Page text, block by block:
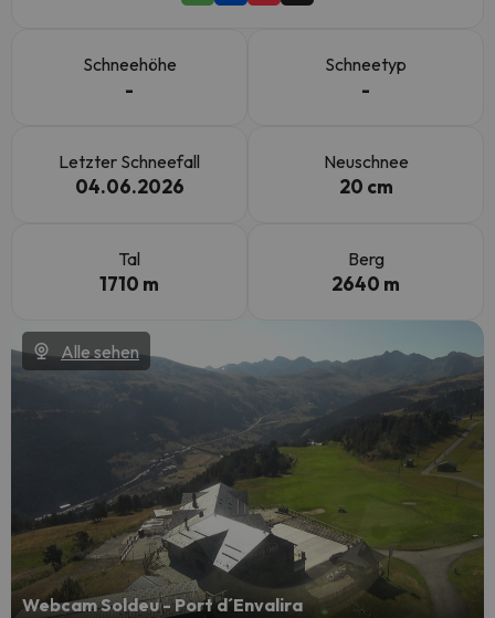
Schneehöhe
-
Schneetyp
-
Letzter Schneefall
04.06.2026
Neuschnee
20 cm
Tal
1710 m
Berg
2640 m
Alle sehen
Webcam Soldeu - Port d´Envalira